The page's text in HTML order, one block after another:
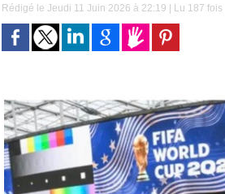
Rédigé le Jeudi 11 Juin 2026 à 22:19 | Lu 187 fois |